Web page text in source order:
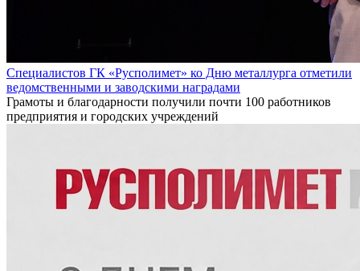
Специалистов ГК «Русполимет» ко Дню металлурга отметили
ведомственными и заводскими наградами
Грамоты и благодарности получили почти 100 работников
предприятия и городских учреждений